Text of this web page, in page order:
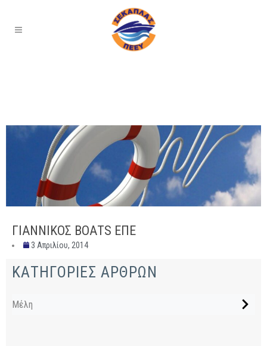
ΓΙΑΝΝΙΚΟΣ ΒΟΑΤS ΕΠΕ
3 Απριλίου, 2014
ΚΑΤΗΓΟΡΙΕΣ ΑΡΘΡΩΝ
Μέλη